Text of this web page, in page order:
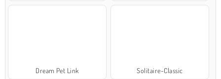
Dream Pet Link Solitaire-Classic